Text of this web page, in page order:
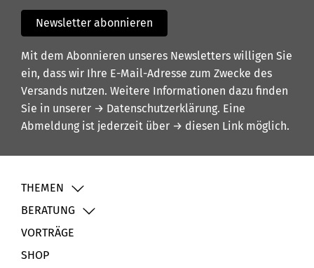
Newsletter abonnieren
Mit dem Abonnieren unseres Newsletters willigen Sie
ein, dass wir Ihre E-Mail-Adresse zum Zwecke des
Versands nutzen. Weitere Informationen dazu finden
Sie in unserer → Datenschutzerklärung. Eine
Abmeldung ist jederzeit über → diesen Link möglich.
THEMEN
BERATUNG
VORTRÄGE
SHOP